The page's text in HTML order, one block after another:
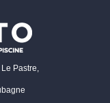
Pastre,